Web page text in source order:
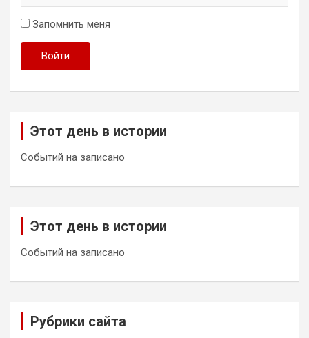
Запомнить меня
Войти
Этот день в истории
Событий на записано
Этот день в истории
Событий на записано
Рубрики сайта